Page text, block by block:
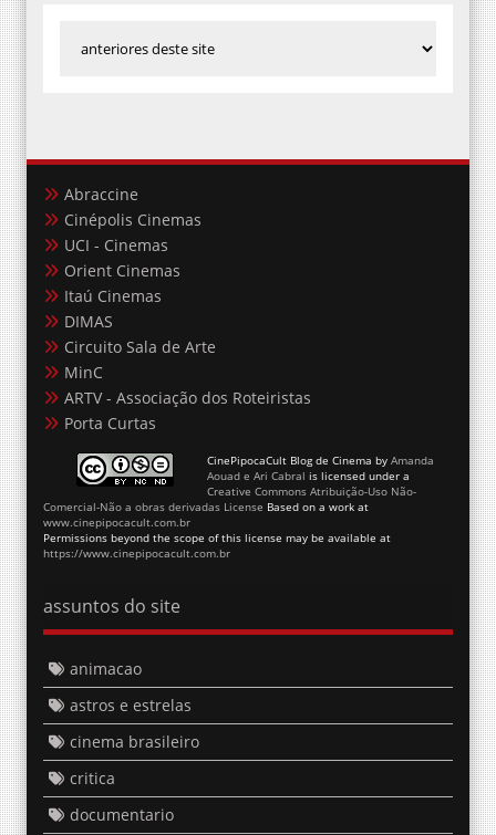
Abraccine
Cinépolis Cinemas
UCI - Cinemas
Orient Cinemas
Itaú Cinemas
DIMAS
Circuito Sala de Arte
MinC
ARTV - Associação dos Roteiristas
Porta Curtas
CinePipocaCult Blog de Cinema by Amanda
Aouad e Ari Cabral is licensed under a
Creative Commons Atribuição-Uso Não-
Comercial-Não a obras derivadas License Based on a work at
www.cinepipocacult.com.br
Permissions beyond the scope of this license may be available at
https://www.cinepipocacult.com.br
assuntos do site
animacao
astros e estrelas
cinema brasileiro
critica
documentario